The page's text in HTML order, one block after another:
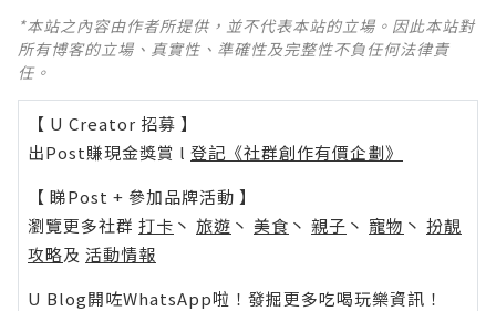
*本站之內容由作者所提供，並不代表本站的立場。因此本站對
所有博客的立場、真實性、準確性及完整性不負任何法律責
任。
【 U Creator 招募 】
出Post賺現金獎賞 l 登記《社群創作有價企劃》
【 睇Post + 參加品牌活動 】
瀏覽更多社群 打卡 丶 旅遊 丶 美食 丶 親子 丶 寵物 丶 扮靚
攻略及 活動情報
U Blog開咗WhatsApp啦！發掘更多吃喝玩樂資訊！